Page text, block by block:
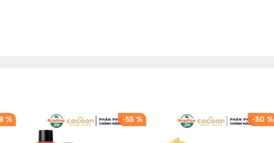
% -55% -50 %